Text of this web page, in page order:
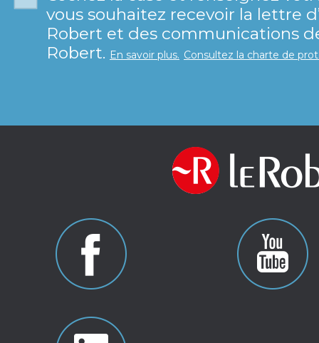
vous souhaitez recevoir la lettre
Robert et des communications
Robert. En savoir plus. Consultez la charte de